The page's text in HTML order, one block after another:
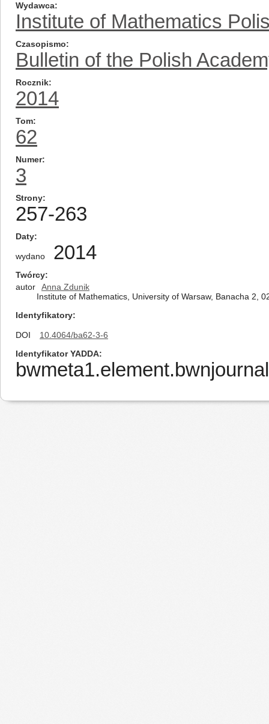
Wydawca
Institute of Mathematics
Czasopismo
Bulletin of the Polish
Rocznik
2014
Tom
62
Numer
3
Strony
257-263
Daty
wydano 2014
Twórcy
autor
Anna Zdunik
Institute of Mathematics, University of Warsaw, Banacha 2,
Identyfikatory
DOI
10.4064/ba62-3-6
Identyfikator YADDA